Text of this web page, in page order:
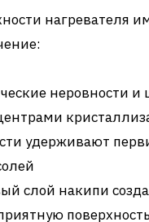
нагревателя
неровности и
удерживают
слой накипи